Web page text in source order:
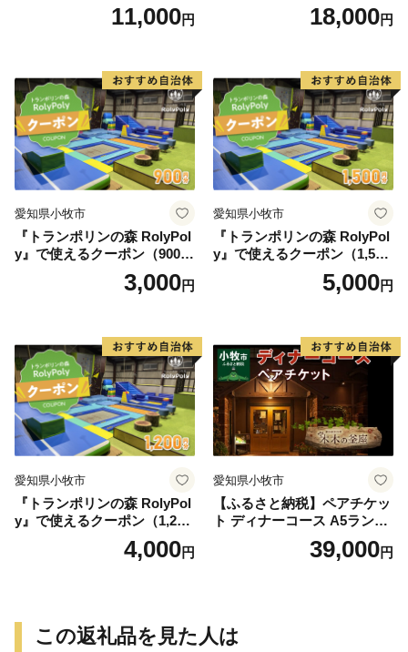
11,000円
ア アフタヌーン宝石箱 ホテ
ル特製 デザート 6種類 サン
ティー チケット 券 2名様分
お祝 誕生日 記念日 名鉄小牧
ホテル 愛知県 小牧市 送料無
料
18,000円
愛知県小牧市
『トランポリンの森 RolyPol
y』で使えるクーポン（900
3,000円
愛知県小牧市
『トランポリンの森 RolyPol
y』で使えるクーポン（1,500
5,000円
愛知県小牧市
『トランポリンの森 RolyPol
y』で使えるクーポン（1,200
4,000円
愛知県小牧市
【ふるさと納税】ペアチケッ
ト ディナーコース A5ランク
飛騨牛 コース 記念日 お誕生
日 特別な日 完全個室 ノンア
県 小牧市 送料無料
39,000円
この返礼品を見た人は